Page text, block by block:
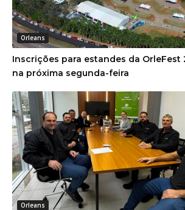
Orleans
Inscrições para estandes da OrleFest
na próxima segunda-feira
Orleans